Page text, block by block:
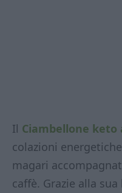
Il Ciambellone keto
colazioni
magari
caffè. Grazie alla